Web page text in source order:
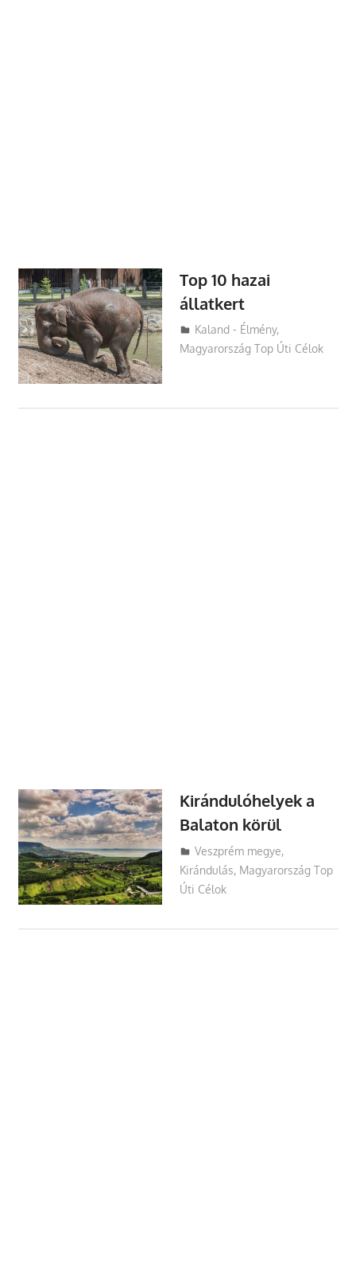
Top 10 hazai
állatkert
Utazasok.org
Kaland - Élmény,
Magyarország Top Úti Célok
Kirándulóhelyek a
Balaton körül
Utazasok.org
Veszprém megye,
Kirándulás, Magyarország Top
Úti Célok